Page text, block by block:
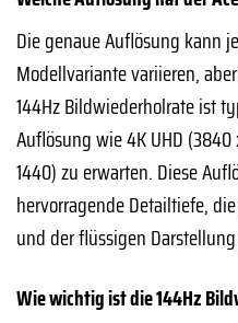
Die genaue Auflösung kann
Modellvariante variieren,
144Hz Bildwiederholrate ist
Auflösung wie 4K UHD (3840
1440) zu erwarten. Diese
hervorragende Detailtiefe,
und der flüssigen
Wie wichtig ist die 144Hz